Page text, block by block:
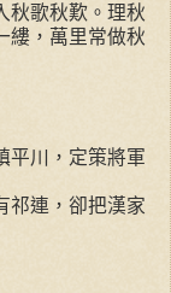
秋歌秋歎。理秋
縷，萬里常做秋
平川，定策將軍
祁連，卻把漢家